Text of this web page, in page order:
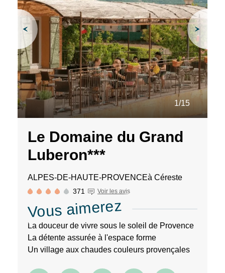
RECHERCHER
Une destination, un
hôtel...
1/15
Le Domaine du Grand
Luberon***
ALPES-DE-HAUTE-PROVENCEà Céreste
371 Voir les avis
Vous aimerez
La douceur de vivre sous le soleil de Provence
La détente assurée à l'espace forme
Un village aux chaudes couleurs provençales